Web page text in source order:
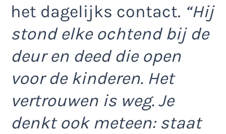
het dagelijks contact. “Hij
stond elke ochtend bij de
deur en deed die open
voor de kinderen. Het
vertrouwen is weg. Je
denkt ook meteen: staat